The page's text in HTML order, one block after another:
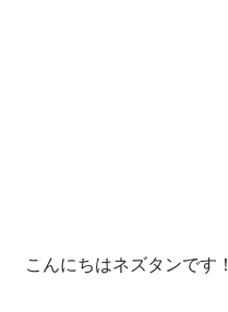
こんにちはネズタンです！